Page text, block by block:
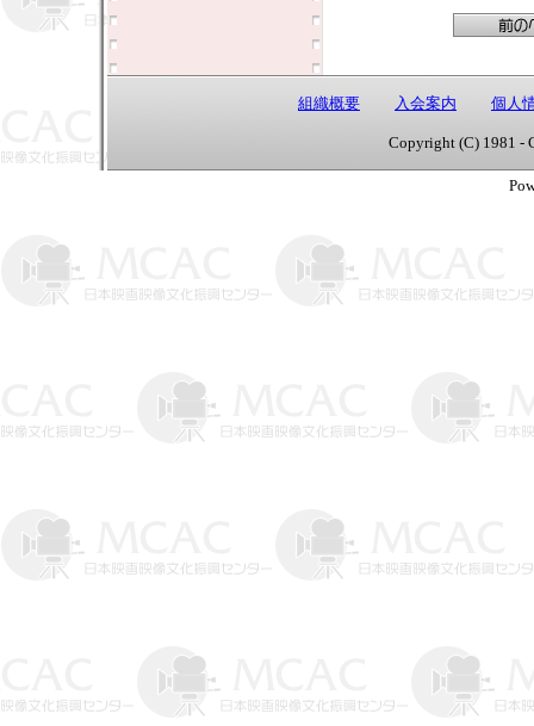
組織概要 入会案内 個人
Copyright (C) 1981 -